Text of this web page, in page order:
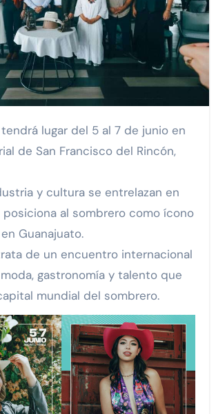
de San Francisco del Rincón,
y cultura se entrelazan en
posiciona al sombrero como ícono
Guanajuato.
de un encuentro internacional
gastronomía y talento que
mundial del sombrero.